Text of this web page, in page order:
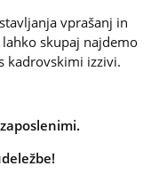
vprašanj in
skupaj najdemo
kadrovskimi izzivi.